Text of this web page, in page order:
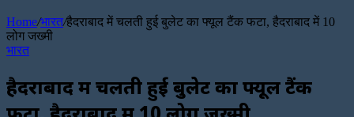
Home/भारत/हैदराबाद में चलती हुई बुलेट का फ्यूल टैंक फटा, हैदराबाद में 10
लोग जख्मी
भारत
हैदराबाद में चलती हुई बुलेट का फ्यूल टैंक